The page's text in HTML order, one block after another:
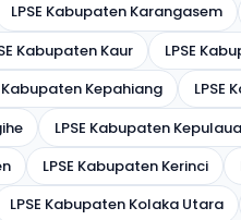
LPSE Kabupaten Karangasem
Kabupaten Kaur LPSE
Kabupaten Kepahiang LPSE
LPSE Kabupaten
LPSE Kabupaten Kerinci
LPSE Kabupaten Kolaka Utara